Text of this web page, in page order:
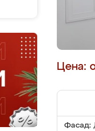
Цена:
Фасад: